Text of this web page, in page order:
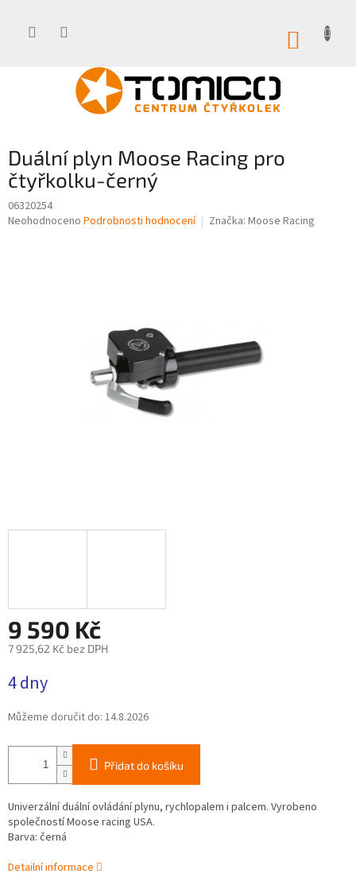
Duální plyn Moose Racing pro
čtyřkolku-černý
06320254
Průměrné
Neohodnoceno Podrobnosti hodnocení Značka: Moose Racing
9 590 Kč
7 925,62 Kč bez DPH
cena:
4 dny
Můžeme doručit do: 14.8.2026
Přidat do košíku
Univerzální duální ovládání plynu, rychlopalem i palcem. Vyrobeno
společností Moose racing USA.
Barva: černá
Detailní informace